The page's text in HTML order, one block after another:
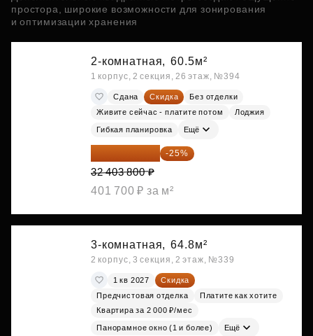
простора, широкие возможности для зонирования
и оптимизации хранения
2-комнатная, 60.5м²
1 корпус, 2 секция, 26 этаж, №394
Сдана Скидка
Без отделки
Живите сейчас - платите потом
Лоджия
Гибкая планировка Ещё
24 302 850 ₽ -25%
32 403 800 ₽
401 700 ₽ за м²
3-комнатная, 64.8м²
2 корпус, 3 секция, 2 этаж, №339
1 кв 2027
Скидка
Предчистовая отделка
Платите как хотите
Квартира за 2 000 ₽/мес
Панорамное окно (1 и более) Ещё